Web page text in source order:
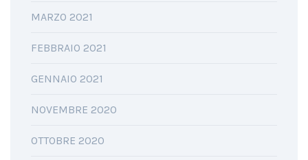
MARZO 2021
FEBBRAIO 2021
GENNAIO 2021
NOVEMBRE 2020
OTTOBRE 2020